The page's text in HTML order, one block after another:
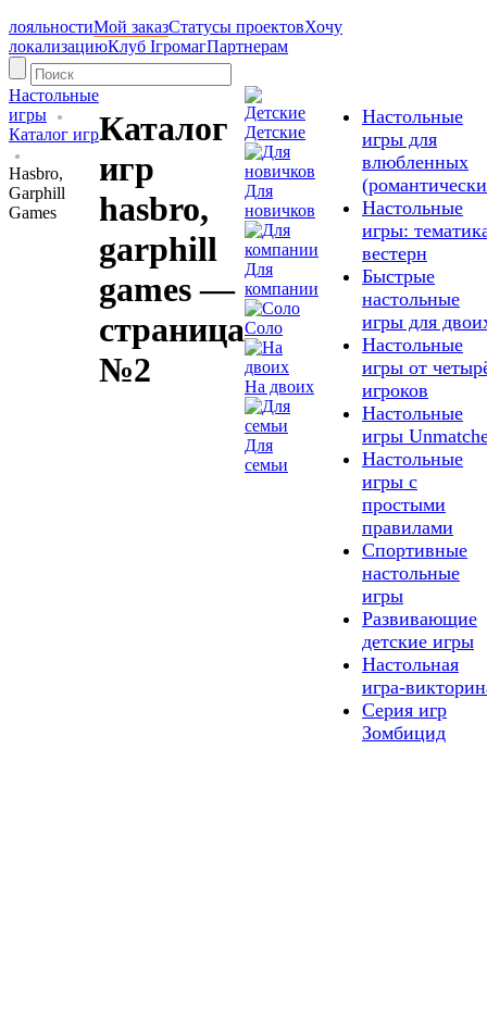
лояльностиМой заказСтатусы проектовХочу
локализациюКлуб ІгромагПартнерам
Настольные
игры
Каталог игр
Hasbro,
Garphill
Games
Каталог
игр
hasbro,
garphill
games —
страница
№2
Детские
Для
новичков
Для
компании
Соло
На двоих
Для
семьи
Настольные
игры для
влюбленных
Настольные
игры:
вестерн
Быстрые
настольные
игры для
Настольные
игры от
игроков
Настольные
игры
Настольные
игры с
простыми
правилами
Спортивные
настольные
игры
Развивающие
детские игры
Настольная
игра-
Серия игр
Зомбицид